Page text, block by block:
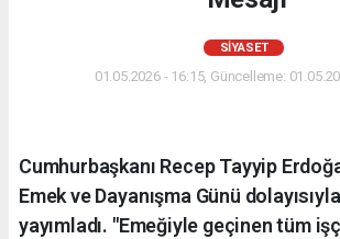
SIYASET
01.05.2026 - 16:15, Güncelleme:
Cumhurbaşkanı Recep Tayyip
Emek ve Dayanışma Günü
yayımladı. "Emeğiyle geçinen tüm